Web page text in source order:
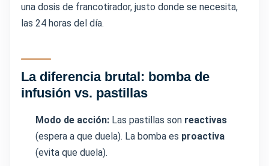
una dosis de francotirador, justo donde se necesita,
las 24 horas del día.
La diferencia brutal: bomba de
infusión vs. pastillas
Modo de acción: Las pastillas son reactivas
(espera a que duela). La bomba es proactiva
(evita que duela).